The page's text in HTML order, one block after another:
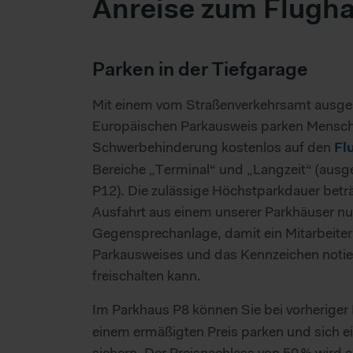
Anreise zum
Parken in der Tiefgarage
Mit einem vom Straßenverkehrsamt
Europäischen Parkausweis parken
Schwerbehinderung kostenlos auf den
Bereiche „Terminal“ und „Langzeit“
P12). Die zulässige Höchstparkdauer
Ausfahrt aus einem unserer Parkhäuser
Gegensprechanlage, damit ein
Parkausweises und das Kennzeichen
freischalten kann.
Im Parkhaus P8 können Sie bei vorheriger
einem ermäßigten Preis parken und sich